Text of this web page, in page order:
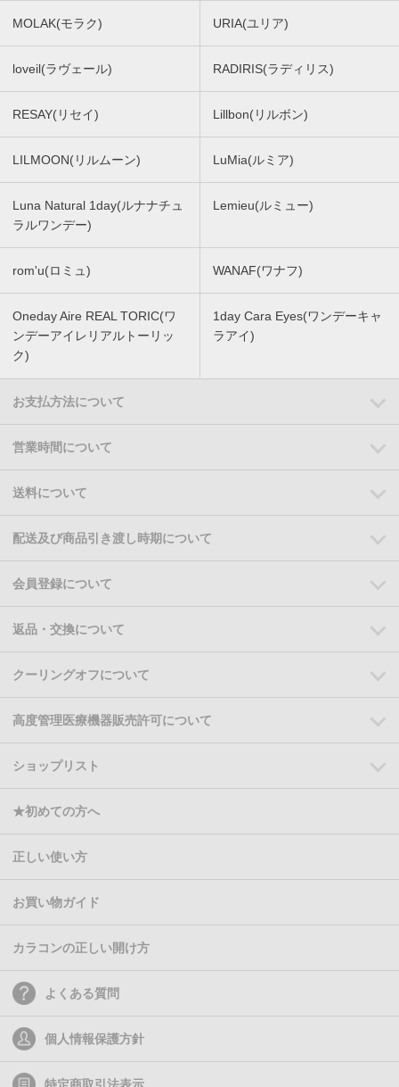
MOLAK(モラク) URIA(ユリア)
loveil(ラヴェール) RADIRIS(ラディリス)
RESAY(リセイ) Lillbon(リルボン)
LILMOON(リルムーン) LuMia(ルミア)
Luna Natural 1day(ルナナチュ
ラルワンデー)
Lemieu(ルミュー)
rom'u(ロミュ) WANAF(ワナフ)
Oneday Aire REAL TORIC(ワ
ンデーアイレリアルトーリッ
ク)
1day Cara Eyes(ワンデーキャ
ラアイ)
お支払方法について
営業時間について
送料について
配送及び商品引き渡し時期について
会員登録について
返品・交換について
クーリングオフについて
高度管理医療機器販売許可について
ショップリスト
★初めての方へ
正しい使い方
お買い物ガイド
カラコンの正しい開け方
よくある質問
個人情報保護方針